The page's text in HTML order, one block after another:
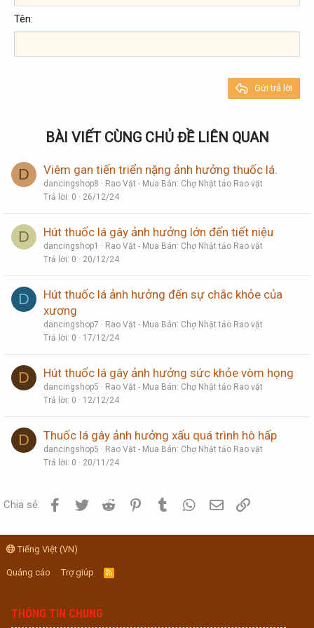
18
22
Tahoma
Times New Roman
Heading 2
Heading 3
Tên
Gửi trả lời
BÀI VIẾT CÙNG CHỦ ĐỀ LIÊN QUAN
D Viêm gan tiến triển nặng ảnh hưởng thuốc lá.
dancingshop8
Rao Vặt - Mua Bán: Chợ Nhật tảo Rao vặt
Trả lời 0 26/12/24
D Hút thuốc lá gây ảnh hưởng lớn đến tiết niệu
dancingshop1
Rao Vặt - Mua Bán: Chợ Nhật tảo Rao vặt
Trả lời 0 20/12/24
D
Hút thuốc lá ảnh hưởng đến sự chắc khỏe của
xương
dancingshop7
Rao Vặt - Mua Bán: Chợ Nhật tảo Rao vặt
Trả lời 0 17/12/24
D Hút thuốc lá gây ảnh hưởng sức khỏe vòm họng
dancingshop5
Rao Vặt - Mua Bán: Chợ Nhật tảo Rao vặt
Trả lời 0 12/12/24
D Thuốc lá gây ảnh hưởng xấu quá trình hô hấp
dancingshop5
Rao Vặt - Mua Bán: Chợ Nhật tảo Rao vặt
Trả lời 0 20/11/24
Chia sẻ: Facebook
Twitter Reddit PinterestTumblr WhatsApp
Email
Tiếng Việt (VN)
Quảng cáo Trợ giúp
R
S
THÔNG TIN CHUNG